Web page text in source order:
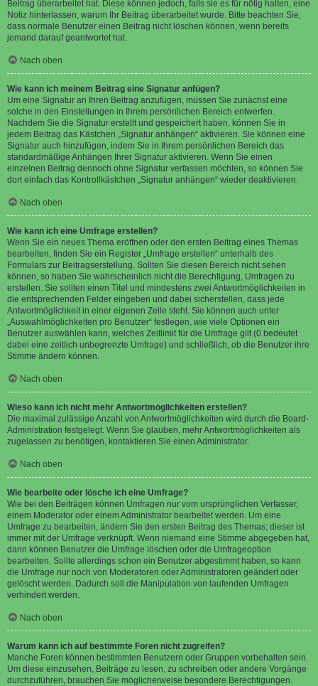
Beitrag überarbeitet hat. Diese können jedoch, falls sie es für nötig halten, eine
Notiz hinterlassen, warum Ihr Beitrag überarbeitet wurde. Bitte beachten Sie,
dass normale Benutzer einen Beitrag nicht löschen können, wenn bereits
jemand darauf geantwortet hat.
Nach oben
Wie kann ich meinem Beitrag eine Signatur anfügen?
Um eine Signatur an Ihren Beitrag anzufügen, müssen Sie zunächst eine
solche in den Einstellungen in Ihrem persönlichen Bereich entwerfen.
Nachdem Sie die Signatur erstellt und gespeichert haben, können Sie in
jedem Beitrag das Kästchen „Signatur anhängen“ aktivieren. Sie können eine
Signatur auch hinzufügen, indem Sie in Ihrem persönlichen Bereich das
standardmäßige Anhängen Ihrer Signatur aktivieren. Wenn Sie einen
einzelnen Beitrag dennoch ohne Signatur verfassen möchten, so können Sie
dort einfach das Kontrollkästchen „Signatur anhängen“ wieder deaktivieren.
Nach oben
Wie kann ich eine Umfrage erstellen?
Wenn Sie ein neues Thema eröffnen oder den ersten Beitrag eines Themas
bearbeiten, finden Sie ein Register „Umfrage erstellen“ unterhalb des
Formulars zur Beitragserstellung. Sollten Sie diesen Bereich nicht sehen
können, so haben Sie wahrscheinlich nicht die Berechtigung, Umfragen zu
erstellen. Sie sollten einen Titel und mindestens zwei Antwortmöglichkeiten in
die entsprechenden Felder eingeben und dabei sicherstellen, dass jede
Antwortmöglichkeit in einer eigenen Zeile steht. Sie können auch unter
„Auswahlmöglichkeiten pro Benutzer“ festlegen, wie viele Optionen ein
Benutzer auswählen kann, welches Zeitlimit für die Umfrage gilt (0 bedeutet
dabei eine zeitlich unbegrenzte Umfrage) und schließlich, ob die Benutzer ihre
Stimme ändern können.
Nach oben
Wieso kann ich nicht mehr Antwortmöglichkeiten erstellen?
Die maximal zulässige Anzahl von Antwortmöglichkeiten wird durch die Board-
Administration festgelegt. Wenn Sie glauben, mehr Antwortmöglichkeiten als
zugelassen zu benötigen, kontaktieren Sie einen Administrator.
Nach oben
Wie bearbeite oder lösche ich eine Umfrage?
Wie bei den Beiträgen können Umfragen nur vom ursprünglichen Verfasser,
einem Moderator oder einem Administrator bearbeitet werden. Um eine
Umfrage zu bearbeiten, ändern Sie den ersten Beitrag des Themas; dieser ist
immer mit der Umfrage verknüpft. Wenn niemand eine Stimme abgegeben hat,
dann können Benutzer die Umfrage löschen oder die Umfrageoption
bearbeiten. Sollte allerdings schon ein Benutzer abgestimmt haben, so kann
die Umfrage nur noch von Moderatoren oder Administratoren geändert oder
gelöscht werden. Dadurch soll die Manipulation von laufenden Umfragen
verhindert werden.
Nach oben
Warum kann ich auf bestimmte Foren nicht zugreifen?
Manche Foren können bestimmten Benutzern oder Gruppen vorbehalten sein.
Um diese einzusehen, Beiträge zu lesen, zu schreiben oder andere Vorgänge
durchzuführen, brauchen Sie möglicherweise besondere Berechtigungen.